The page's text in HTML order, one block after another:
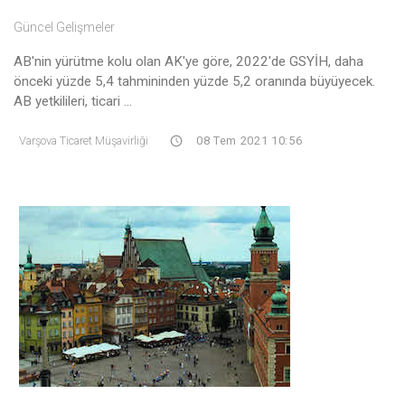
Güncel Gelişmeler
AB'nin yürütme kolu olan AK'ye göre, 2022'de GSYİH, daha
önceki yüzde 5,4 tahmininden yüzde 5,2 oranında büyüyecek.
AB yetkilileri, ticari ...
Varşova Ticaret Müşavirliği 08 Tem 2021 10:56